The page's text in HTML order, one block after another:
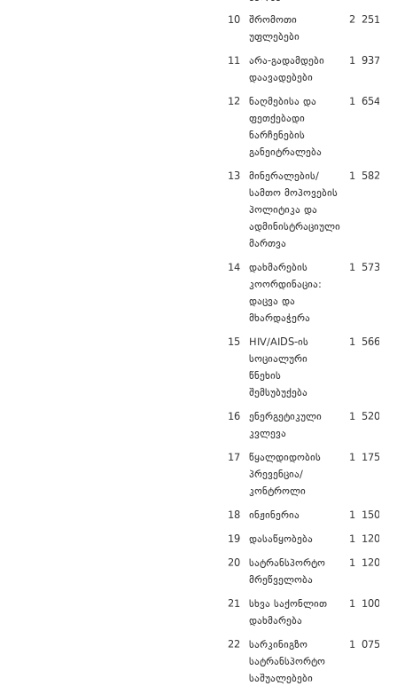
10 შრომოთი
უფლებები
2 251
11 არა-გადამდები
დაავადებები
1 937
12
ნაღმებისა და
ფეთქებადი
ნარჩენების
განეიტრალება
1 654
13 მინერალების/
სამთო მოპოვების
პოლიტიკა და
ადმინისტრაციული
მართვა
1 582
14 დახმარების
კოორდინაცია:
დაცვა და
მხარდაჭერა
1 573
15
HIV/AIDS-ის
სოციალური
წნეხის
შემსუბუქება
1 566
16 ენერგეტიკული
კვლევა
1 520
17 წყალდიდობის
პრევენცია/
კონტროლი
1 175
18 ინჟინერია
1 150
19 დასაწყობება
1 120
20 სატრანსპორტო
მრეწველობა
1 120
21 სხვა საქონლით
დახმარება
1 100
22
სარკინიგზო
სატრანსპორტო
საშუალებები
1 075